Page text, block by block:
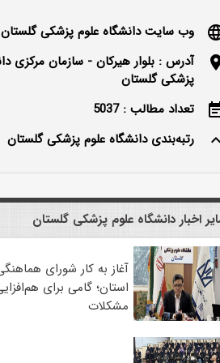
وب سایت دانشگاه علوم پزشکی گلستان
آدرس : بلوار هیرکان - سازمان مرکزی
پزشکی گلستان
تعداد مطالب : 5037
keyboard_arrow_up
رتبه‌بندی دانشگاه علوم پزشکی گلستان
اخبار دانشگاه علوم پزشکی گلستان
آغاز به کار شورای
استان؛ گامی برای
مشکلات